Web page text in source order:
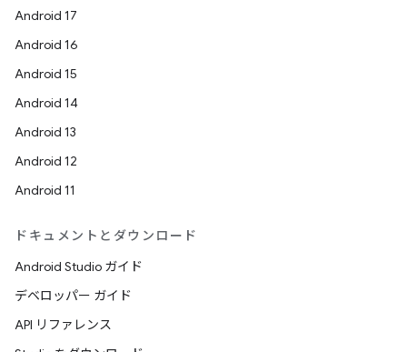
Android 17
Android 16
Android 15
Android 14
Android 13
Android 12
Android 11
ドキュメントとダウンロード
Android Studio ガイド
デベロッパー ガイド
API リファレンス